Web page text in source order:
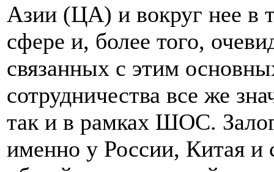
Азии (ЦА) и вокруг нее в
сфере и, более того,
связанных с этим
сотрудничества все же
так и в рамках ШОС.
именно у России, Китая и